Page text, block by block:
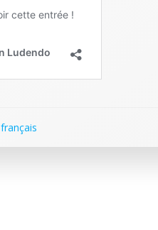
français